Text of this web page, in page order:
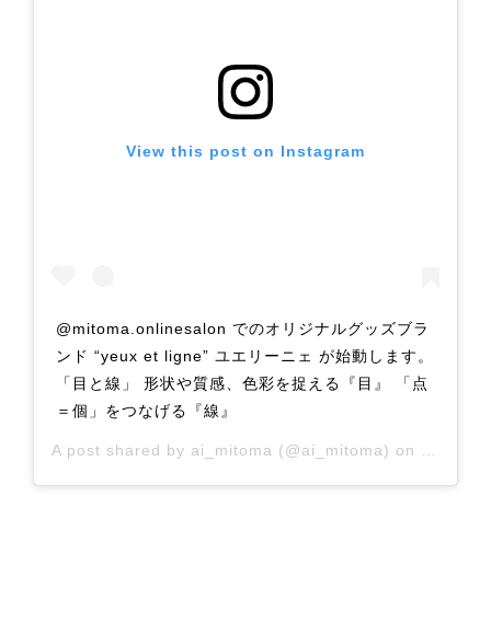
View this post on Instagram
@mitoma.onlinesalon でのオリジナルグッズブラ
ンド “yeux et ligne” ユエリーニェ が始動します。
「目と線」 形状や質感、色彩を捉える『目』 「点
＝個」をつなげる『線』
A post shared by ai_mitoma (@ai_mitoma) on